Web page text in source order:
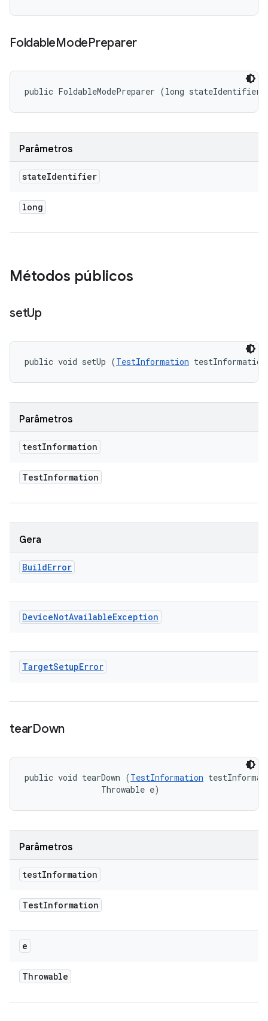
FoldableModePreparer
public FoldableModePreparer (long stateIdentifier)
Parâmetros
stateIdentifier
long
Métodos públicos
setUp
public void setUp (TestInformation
Parâmetros
testInformation
TestInformation
Gera
BuildError
DeviceNotAvailableException
TargetSetupError
tearDown
public void tearDown (TestInformation
                Throwable e)
Parâmetros
testInformation
TestInformation
e
Throwable